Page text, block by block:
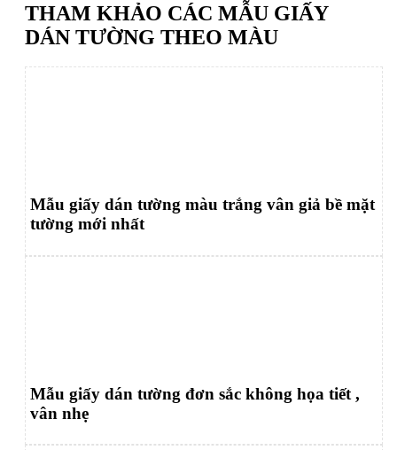
THAM KHẢO CÁC MẪU GIẤY
DÁN TƯỜNG THEO MÀU
Mẫu giấy dán tường màu trắng vân giả bề mặt
tường mới nhất
Mẫu giấy dán tường đơn sắc không họa tiết ,
vân nhẹ